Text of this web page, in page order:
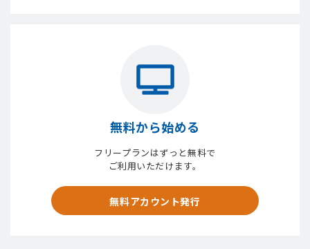
無料から始める
フリープランはずっと無料で
ご利用いただけます。
無料アカウント発行